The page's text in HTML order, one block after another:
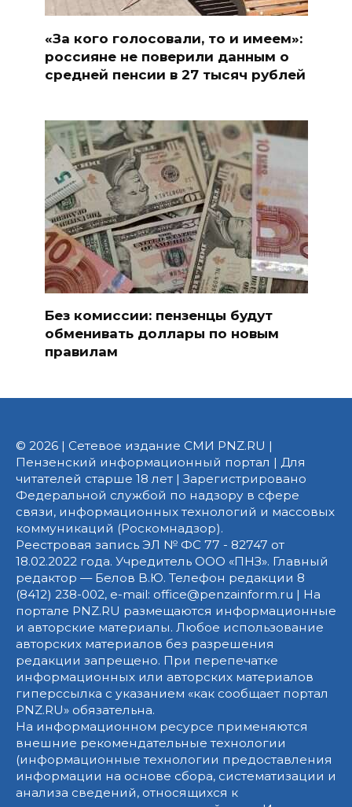
«За кого голосовали, то и имеем»:
россияне не поверили данным о
средней пенсии в 27 тысяч рублей
Без комиссии: пензенцы будут
обменивать доллары по новым
правилам
© 2026 | Сетевое издание СМИ PNZ.RU |
Пензенский информационный портал | Для
читателей старше 18 лет | Зарегистрировано
Федеральной службой по надзору в сфере
связи, информационных технологий и массовых
коммуникаций (Роскомнадзор).
Реестровая запись ЭЛ № ФС 77 - 82747 от
18.02.2022 года. Учредитель ООО «ПНЗ». Главный
редактор — Белов В.Ю. Телефон редакции 8
(8412) 238-002, e-mail: office@penzainform.ru | На
портале PNZ.RU размещаются информационные
и авторские материалы. Любое использование
авторских материалов без разрешения
редакции запрещено. При перепечатке
информационных или авторских материалов
гиперссылка с указанием «как сообщает портал
PNZ.RU» обязательна.
На информационном ресурсе применяются
внешние рекомендательные технологии
(информационные технологии предоставления
информации на основе сбора, систематизации и
анализа сведений, относящихся к